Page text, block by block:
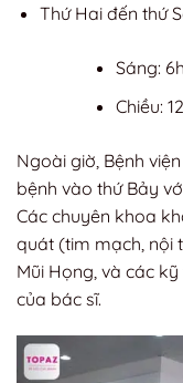
Thứ Hai đến thứ
Sáng:
Chiều:
Ngoài giờ, Bệnh
bệnh vào thứ Bảy
Các chuyên khoa
quát (tim mạch, nội
Mũi Họng, và các
của bác sĩ.